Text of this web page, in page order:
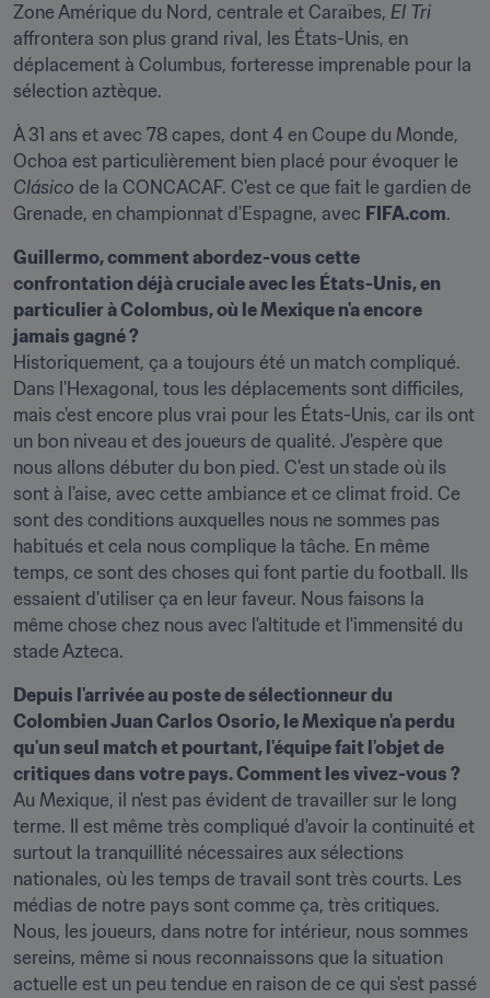
Zone Amérique du Nord, centrale et Caraïbes, El Tri
affrontera son plus grand rival, les États-Unis, en
déplacement à Columbus, forteresse imprenable pour la
sélection aztèque.
À 31 ans et avec 78 capes, dont 4 en Coupe du Monde,
Clásico de la CONCACAF. C'est ce que fait le gardien de
Grenade, en championnat d'Espagne, avec FIFA.com.
Guillermo, comment abordez-vous cette
confrontation déjà cruciale avec les États-Unis, en
particulier à Colombus, où le Mexique n'a encore
Historiquement, ça a toujours été un match compliqué.
Dans l'Hexagonal, tous les déplacements sont difficiles,
mais c'est encore plus vrai pour les États-Unis, car ils ont
un bon niveau et des joueurs de qualité. J'espère que
nous allons débuter du bon pied. C'est un stade où ils
sont à l'aise, avec cette ambiance et ce climat froid. Ce
sont des conditions auxquelles nous ne sommes pas
habitués et cela nous complique la tâche. En même
temps, ce sont des choses qui font partie du football. Ils
essaient d'utiliser ça en leur faveur. Nous faisons la
même chose chez nous avec l'altitude et l'immensité du
stade Azteca.
Depuis l'arrivée au poste de sélectionneur du
Colombien Juan Carlos Osorio, le Mexique n'a perdu
qu'un seul match et pourtant, l'équipe fait l'objet de
Au Mexique, il n'est pas évident de travailler sur le long
terme. Il est même très compliqué d'avoir la continuité et
surtout la tranquillité nécessaires aux sélections
nationales, où les temps de travail sont très courts. Les
médias de notre pays sont comme ça, très critiques.
Nous, les joueurs, dans notre for intérieur, nous sommes
sereins, même si nous reconnaissons que la situation
actuelle est un peu tendue en raison de ce qui s'est passé